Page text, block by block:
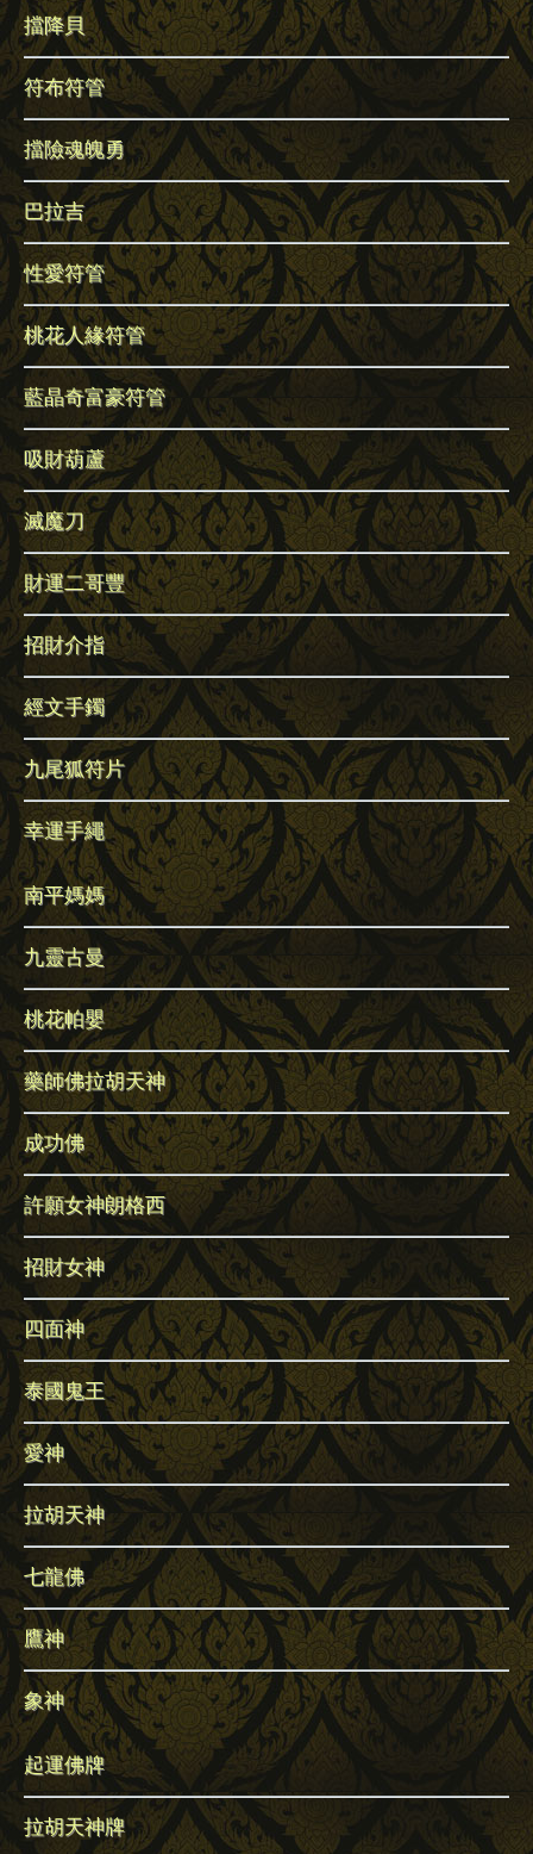
擋降貝
符布符管
擋險魂魄勇
巴拉吉
性愛符管
桃花人緣符管
藍晶奇富豪符管
吸財葫蘆
滅魔刀
財運二哥豐
招財介指
經文手鐲
九尾狐符片
幸運手繩
南平媽媽
九靈古曼
桃花帕嬰
藥師佛拉胡天神
成功佛
許願女神朗格西
招財女神
四面神
泰國鬼王
愛神
拉胡天神
七龍佛
鷹神
象神
起運佛牌
拉胡天神牌